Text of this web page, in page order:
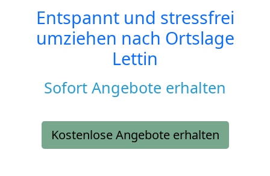
Entspannt und stressfrei
umziehen nach Ortslage
Lettin
Sofort Angebote erhalten
Kostenlose Angebote erhalten